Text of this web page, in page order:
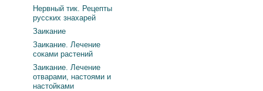
Нервный тик. Рецепты
русских знахарей
Заикание
Заикание. Лечение
соками растений
Заикание. Лечение
отварами, настоями и
настойками